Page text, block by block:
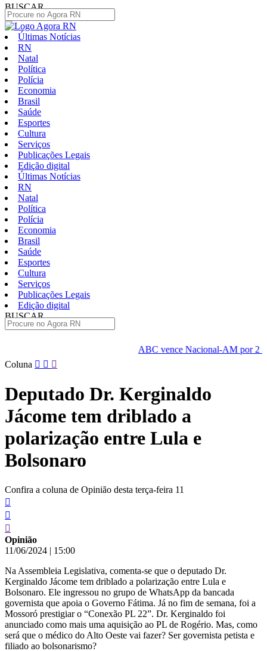
BUSCAR
Últimas Notícias
RN
Natal
Política
Polícia
Economia
Brasil
Saúde
Esportes
Cultura
Serviços
Publicações Legais
Edição digital
Últimas Notícias
RN
Natal
Política
Polícia
Economia
Brasil
Saúde
Esportes
Cultura
Serviços
Publicações Legais
Edição digital
BUSCAR
ABC vence Nacional-AM por 2 a 1 fora de casa e abre
Pular
conteúdo
Coluna
Deputado Dr. Kerginaldo
Jácome tem driblado a
polarização entre Lula e
Bolsonaro
Confira a coluna de Opinião desta terça-feira 11
Opinião
11/06/2024 | 15:00
Na Assembleia Legislativa, comenta-se que o deputado Dr.
Kerginaldo Jácome tem driblado a polarização entre Lula e
Bolsonaro. Ele ingressou no grupo de WhatsApp da bancada
governista que apoia o Governo Fátima. Já no fim de semana, foi a
Mossoró prestigiar o “Conexão PL 22”. Dr. Kerginaldo foi
anunciado como mais uma aquisição ao PL de Rogério. Mas, como
será que o médico do Alto Oeste vai fazer? Ser governista petista e
filiado ao bolsonarismo?